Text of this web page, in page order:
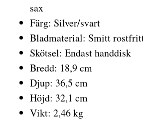
sax
Färg: Silver/svart
Bladmaterial: Smitt
Skötsel: Endast handdisk
Bredd: 18,9 cm
Djup: 36,5 cm
Höjd: 32,1 cm
Vikt: 2,46 kg